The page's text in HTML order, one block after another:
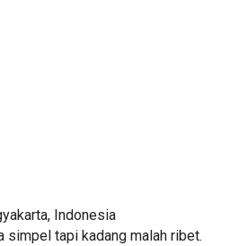
Indonesia
simpel tapi kadang malah ribet.